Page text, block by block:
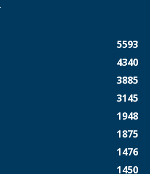
5593
4340
3885
3145
1948
1875
1476
1450